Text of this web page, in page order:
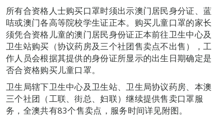
所有合资格人士购买口罩时须出示澳门居民身分证、蓝
咭或澳门各高等院校学生证正本。购买儿童口罩的家长
须凭合资格儿童的澳门居民身份证正本前往卫生中心及
卫生站购买（协议药房及三个社团售卖点不出售），工
作人员会根据其提供的身份证所显示的出生日期确定是
否合资格购买儿童口罩。
卫生局辖下卫生中心及卫生站、卫生局协议药房、本澳
三个社团（工联、街总、妇联）继续提供售卖口罩服
务，全澳共有83个售卖点，服务时间详见附图。